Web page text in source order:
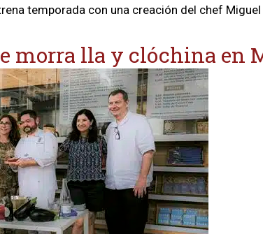
temporada con una creación del chef
morra lla y clóchina en